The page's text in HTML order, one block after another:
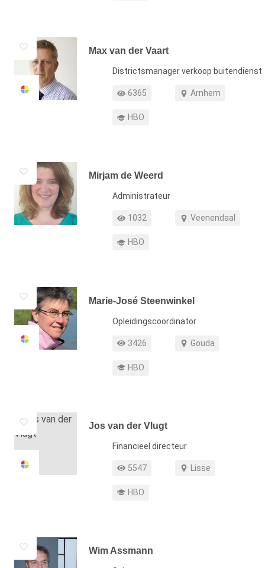
Max van der Vaart
FunctieDistrictsmanager verkoop buitendienst
Profiel weergaven
6365
Werkgebied Arnhem
Opleiding HBO
Mirjam de Weerd
FunctieAdministrateur
Profiel weergaven
1032
Werkgebied Veenendaal
Opleiding HBO
Marie-José Steenwinkel
FunctieOpleidingscoördinator
Profiel weergaven
3426
Werkgebied Gouda
Opleiding HBO
Jos van der Vlugt
FunctieFinancieel directeur
Profiel weergaven
5547
Werkgebied Lisse
Opleiding HBO
Wim Assmann